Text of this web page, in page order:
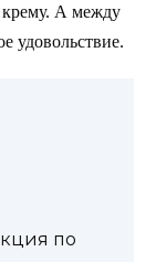
крему. А между
удовольствие.
по